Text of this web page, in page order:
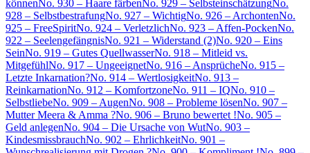
könnenNo. 930 – Haare färbenNo. 929 – SelbsteinschätzungNo.
928 – SelbstbestrafungNo. 927 – WichtigNo. 926 – ArchontenNo.
925 – FreeSpiritNo. 924 – VerletzlichNo. 923 – Affen-PockenNo.
922 – SeelengefängnisNo. 921 – Widerstand (2)No. 920 – Eins
SeinNo. 919 – Gutes QuellwasserNo. 918 – Mitleid vs.
MitgefühlNo. 917 – UngeeignetNo. 916 – AnsprücheNo. 915 –
Letzte Inkarnation?No. 914 – WertlosigkeitNo. 913 –
ReinkarnationNo. 912 – KomfortzoneNo. 911 – IQNo. 910 –
SelbstliebeNo. 909 – AugenNo. 908 – Probleme lösenNo. 907 –
Mutter Meera & Amma ?No. 906 – Bruno bewertet !No. 905 –
Geld anlegenNo. 904 – Die Ursache von WutNo. 903 –
KindesmissbrauchNo. 902 – EhrlichkeitNo. 901 –